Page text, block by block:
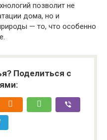
позволит не
дома, но и
— то, что особенно
Поделиться с